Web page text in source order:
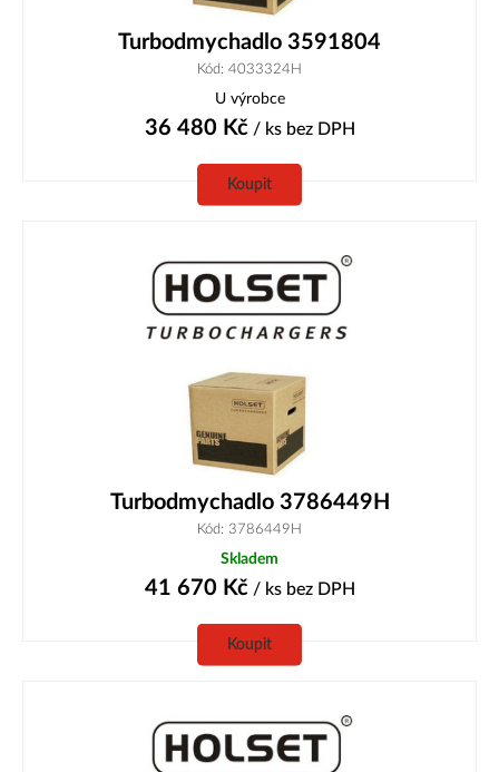
Turbodmychadlo 3591804
Kód: 4033324H
U výrobce
36 480 Kč/ ks bez DPH
Koupit
Turbodmychadlo 3786449H
Kód: 3786449H
Skladem
41 670 Kč/ ks bez DPH
Koupit